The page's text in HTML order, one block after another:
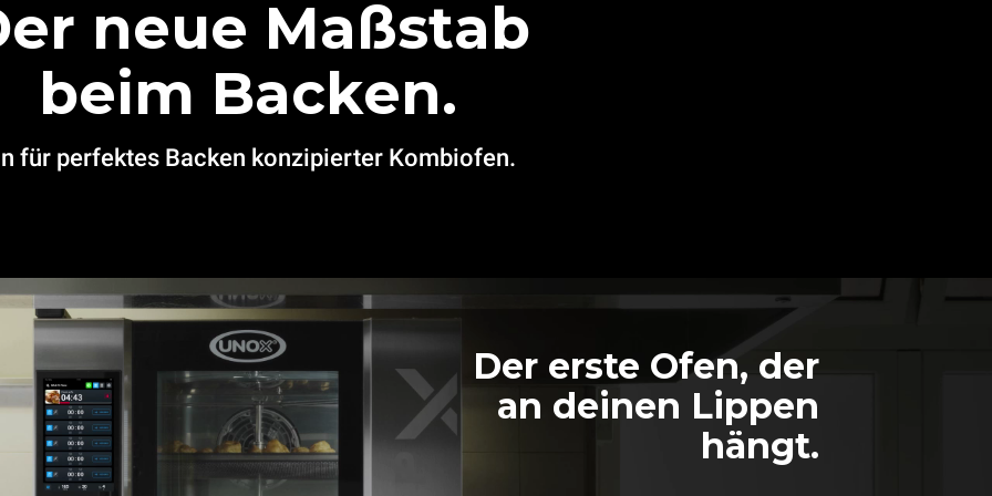
neue Maßstab
beim Backen.
für perfektes Backen konzipierter Kombiofen.
Der erste Ofen, der
an deinen Lippen
hängt.